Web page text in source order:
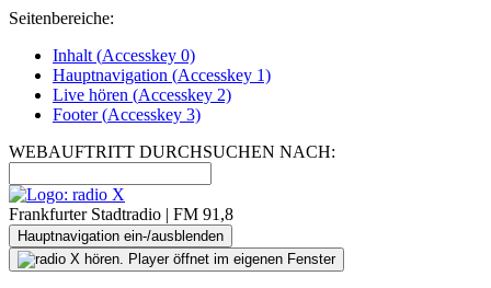
Seitenbereiche:
Inhalt (Accesskey 0)
Hauptnavigation (Accesskey 1)
Live hören (Accesskey 2)
Footer(Accesskey 3)
WEBAUFTRITT DURCHSUCHEN NACH:
Frankfurter Stadtradio | FM 91,8
Hauptnavigation ein-/ausblenden